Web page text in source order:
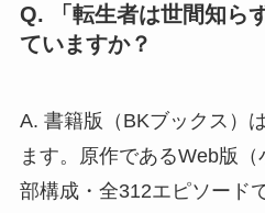
Q. 「転生者は世間知ら
ていますか？
A. 書籍版（BKブックス）
ます。原作であるWeb版
部構成・全312エピソード